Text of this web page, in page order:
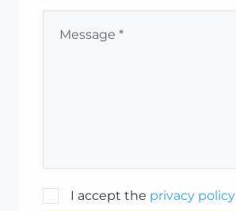
I accept the privacy policy